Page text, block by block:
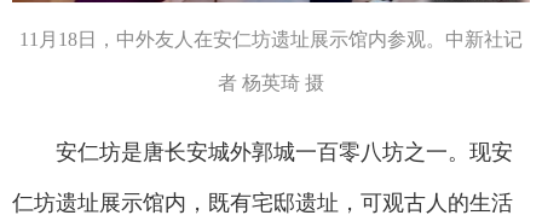
11月18日，中外友人在安仁坊遗址展示馆内参观。中新社记
者 杨英琦 摄
安仁坊是唐长安城外郭城一百零八坊之一。现安
仁坊遗址展示馆内，既有宅邸遗址，可观古人的生活